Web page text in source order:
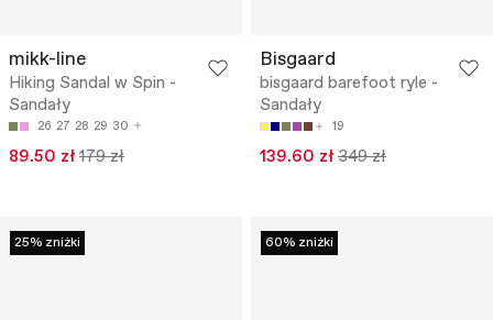
mikk-line
Hiking Sandal w Spin -
Sandały
26 27 28 29 30
89.50 zł 179 zł
Bisgaard
bisgaard barefoot ryle -
Sandały
19
139.60 zł 349 zł
25% zniżki 60% zniżki